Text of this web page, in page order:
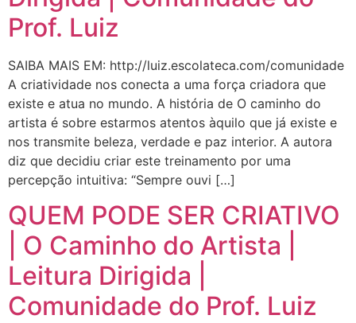
Prof. Luiz
SAIBA MAIS EM: http://luiz.escolateca.com/comunidade
A criatividade nos conecta a uma força criadora que
existe e atua no mundo. A história de O caminho do
artista é sobre estarmos atentos àquilo que já existe e
nos transmite beleza, verdade e paz interior. A autora
diz que decidiu criar este treinamento por uma
percepção intuitiva: “Sempre ouvi […]
QUEM PODE SER CRIATIVO
| O Caminho do Artista |
Leitura Dirigida |
Comunidade do Prof. Luiz